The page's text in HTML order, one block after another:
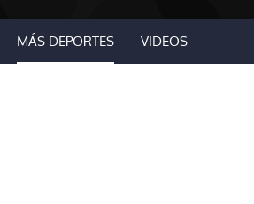
MÁS DEPORTES VIDEOS